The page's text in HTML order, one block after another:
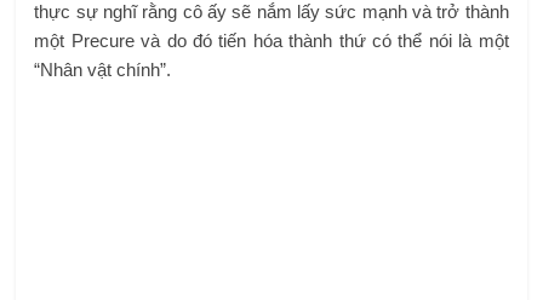
thực sự nghĩ rằng cô ấy sẽ nắm lấy sức mạnh và trở thành
một Precure và do đó tiến hóa thành thứ có thể nói là một
“Nhân vật chính”.